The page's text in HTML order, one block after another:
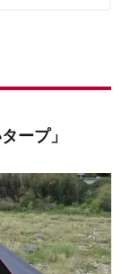
ープ」